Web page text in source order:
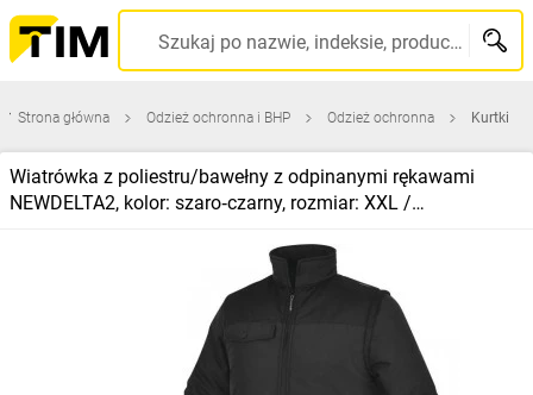
Szukaj po nazwie, indeksie, producencie, kodzie kreskowym...
Strona główna Odzież ochronna i BHP Odzież ochronna Kurtki
Wiatrówka z poliestru/bawełny z odpinanymi rękawami
NEWDELTA2, kolor: szaro‑czarny, rozmiar: XXL /